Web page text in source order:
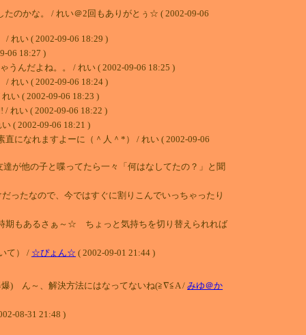
のかな。 / れい＠2回もありがとぅ☆ ( 2002-09-06
れい ( 2002-09-06 18:29 )
06 18:27 )
んだよね。。 / れい ( 2002-09-06 18:25 )
れい ( 2002-09-06 18:24 )
い ( 2002-09-06 18:23 )
れい ( 2002-09-06 18:22 )
( 2002-09-06 18:21 )
になれますよーに（＾人＾*） / れい ( 2002-09-06
が他の子と喋ってたら一々「何はなしてたの？」と聞
ったなので、今ではすぐに割りこんでいっちゃったり
期もあるさぁ～☆ ちょっと気持ちを切り替えられれば
て） / ☆ぴょん☆ ( 2002-09-01 21:44 )
) ん～、解決方法にはなってないね(≧∇≦A / みゆ＠か
08-31 21:48 )